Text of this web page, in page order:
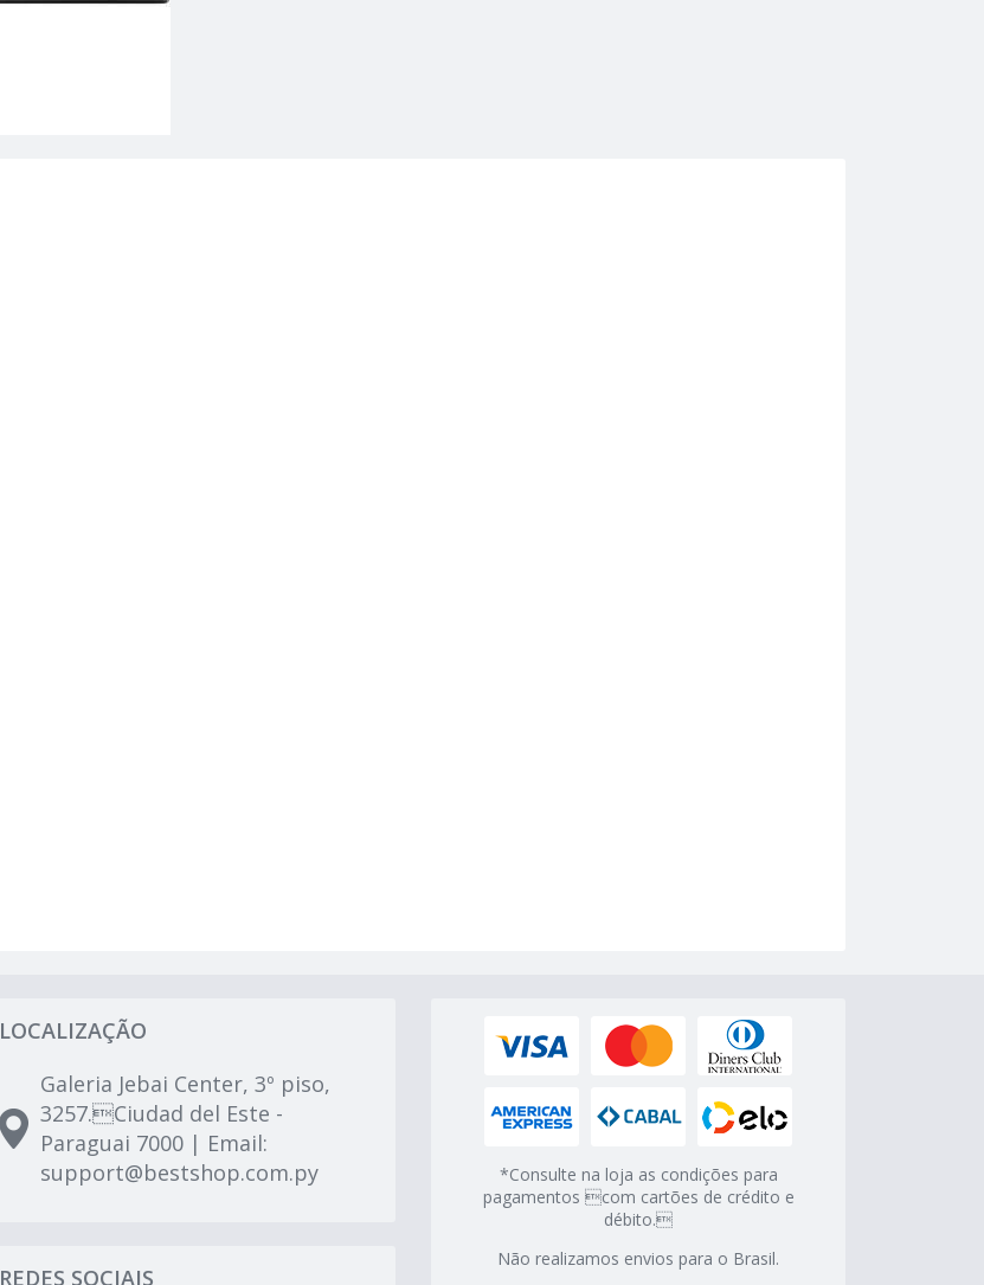
LOCALIZAÇÃO
Galeria Jebai Center, 3º piso,
3257.Ciudad del Este -
Paraguai 7000 | Email:
support@bestshop.com.py
REDES SOCIAIS
*Consulte na loja as condições para
pagamentos com cartões de crédito e
débito.
Não realizamos envios para o Brasil.